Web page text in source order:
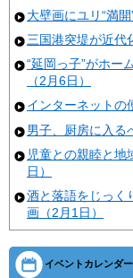
大壁画にユリ“満
三国港突堤が近代
“延岡っ子”がホ
（2月6日）
インターネットの
男子、厨房に入る
児童との親睦と
日）
酒と落語をじっ
画（2月1日）
イベントカレンダー